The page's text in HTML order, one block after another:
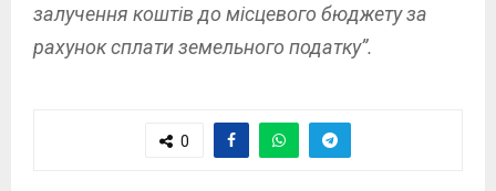
залучення коштів до місцевого бюджету за
рахунок сплати земельного податку”.
0